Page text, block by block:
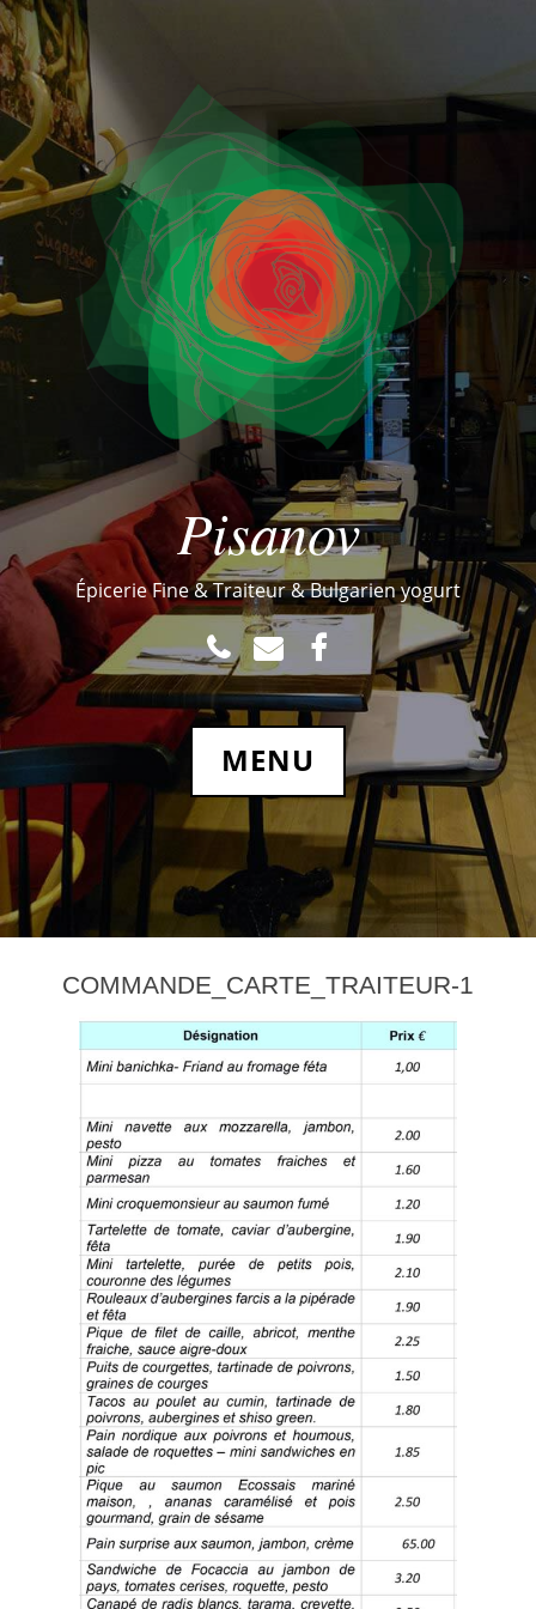
Pisanov
Épicerie Fine & Traiteur & Bulgarien yogurt
TEL MAIL FACEBOOK.COM
MENU
COMMANDE_CARTE_TRAITEUR-1